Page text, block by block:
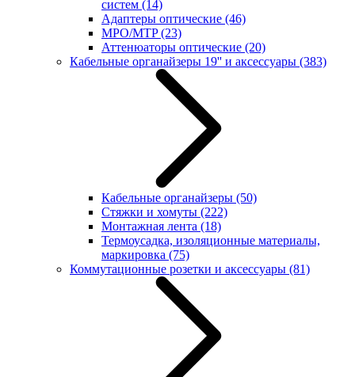
систем (14)
Адаптеры оптические (46)
MPO/MTP(23)
Аттенюаторы оптические (20)
Кабельные органайзеры 19'' и аксессуары (383)
Кабельные органайзеры (50)
Стяжки и хомуты (222)
Монтажная лента (18)
Термоусадка, изоляционные материалы,
маркировка (75)
Коммутационные розетки и аксессуары (81)